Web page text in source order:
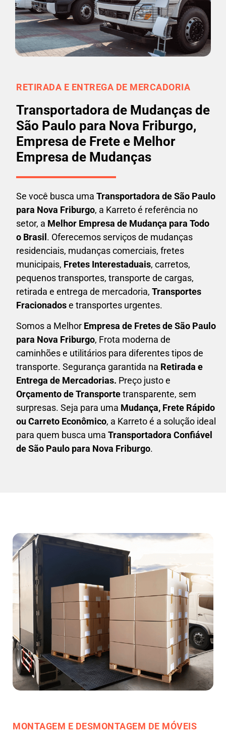
RETIRADA E ENTREGA DE MERCADORIA
Transportadora de Mudanças de
São Paulo para Nova Friburgo,
Empresa de Frete e Melhor
Empresa de Mudanças
Se você busca uma Transportadora de São Paulo
para Nova Friburgo, a Karreto é referência no
setor, a Melhor Empresa de Mudança para Todo
o Brasil. Oferecemos serviços de mudanças
residenciais, mudanças comerciais, fretes
municipais, Fretes Interestaduais, carretos,
pequenos transportes, transporte de cargas,
retirada e entrega de mercadoria, Transportes
Fracionadose transportes urgentes.
Somos a Melhor Empresa de Fretesde São Paulo
para Nova Friburgo, Frota moderna de
caminhões e utilitários para diferentes tipos de
transporte. Segurança garantida na Retirada e
Entrega de Mercadorias. Preço justo e
Orçamento de Transportetransparente, sem
surpresas. Seja para uma Mudança, Frete Rápido
ou Carreto Econômico, a Karretoé a solução ideal
para quem busca uma Transportadora Confiável
de São Paulo para Nova Friburgo.
MONTAGEM E DESMONTAGEM DE MÓVEIS